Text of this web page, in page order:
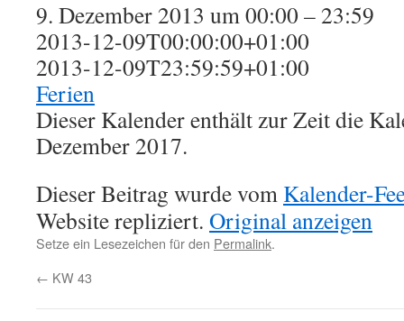
9. Dezember 2013 um 00:00 – 23:59
2013-12-09T00:00:00+01:00
2013-12-09T23:59:59+01:00
Ferien
Dieser Kalender enthält zur Zeit die
Dezember 2017.
Dieser Beitrag wurde vom Kalender-
Website repliziert. Original anzeigen
Setze ein Lesezeichen für den Permalink.
← KW 43